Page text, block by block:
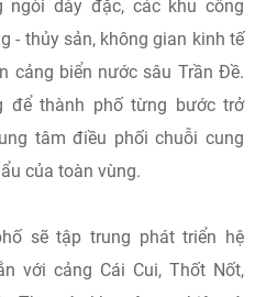
dịch vụ logistics thành phố Cần Thơ.
HV)
sau hợp nhất, Cần Thơ có
hơn với nhiều lợi thế như sân